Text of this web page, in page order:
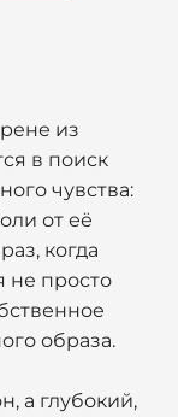
из
в поиск
чувства:
от её
когда
не просто
образа.
а глубокий,